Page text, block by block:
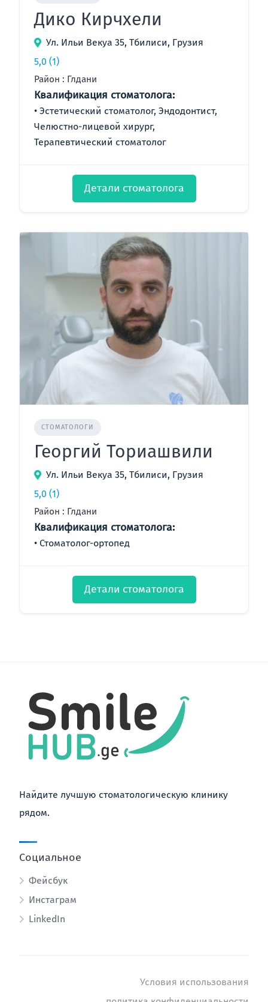
Дико Кирчхели
Ул. Ильи Векуа 35, Тбилиси, Грузия
5,0 (1)
Район : Глдани
Квалификация стоматолога:
Эстетический стоматолог, Эндодонтист,
Челюстно-лицевой хирург,
Терапевтический стоматолог
Детали стоматолога
СТОМАТОЛОГИ
Георгий Ториашвили
Ул. Ильи Векуа 35, Тбилиси, Грузия
5,0 (1)
Район : Глдани
Квалификация стоматолога:
Стоматолог-ортопед
Детали стоматолога
Найдите лучшую стоматологическую клинику
рядом.
Социальное
Фейсбук
Инстаграм
LinkedIn
Условия использования